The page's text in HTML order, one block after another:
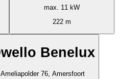
max. 11 kW
222 m
Benelux
Ameliapolder 76, Amersfoort